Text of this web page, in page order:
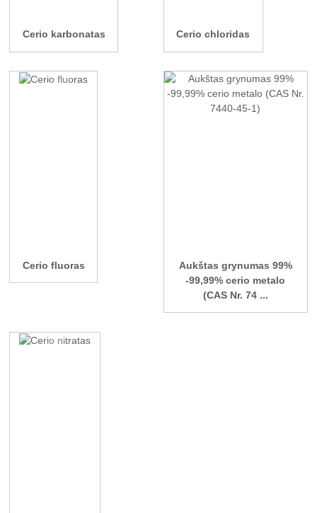
Cerio karbonatas Cerio chloridas
Cerio fluoras
Aukštas grynumas 99%
-99,99% cerio metalo
(CAS Nr. 74 ...